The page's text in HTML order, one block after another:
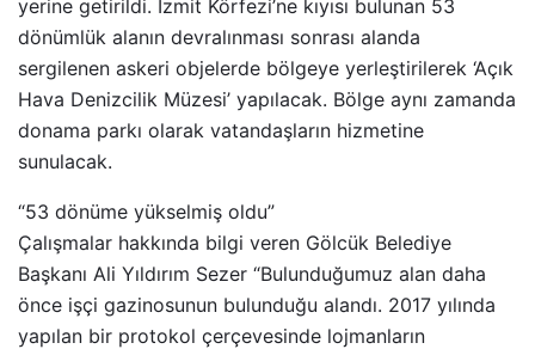
yerine getirildi. İzmit Körfezi’ne kıyısı bulunan 53
dönümlük alanın devralınması sonrası alanda
sergilenen askeri objelerde bölgeye yerleştirilerek ‘Açık
Hava Denizcilik Müzesi’ yapılacak. Bölge aynı zamanda
donama parkı olarak vatandaşların hizmetine
sunulacak.
“53 dönüme yükselmiş oldu”
Çalışmalar hakkında bilgi veren Gölcük Belediye
Başkanı Ali Yıldırım Sezer “Bulunduğumuz alan daha
önce işçi gazinosunun bulunduğu alandı. 2017 yılında
yapılan bir protokol çerçevesinde lojmanların